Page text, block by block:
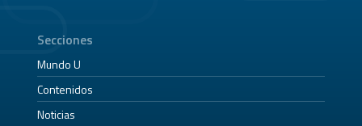
Secciones
Mundo U
Contenidos
Noticias